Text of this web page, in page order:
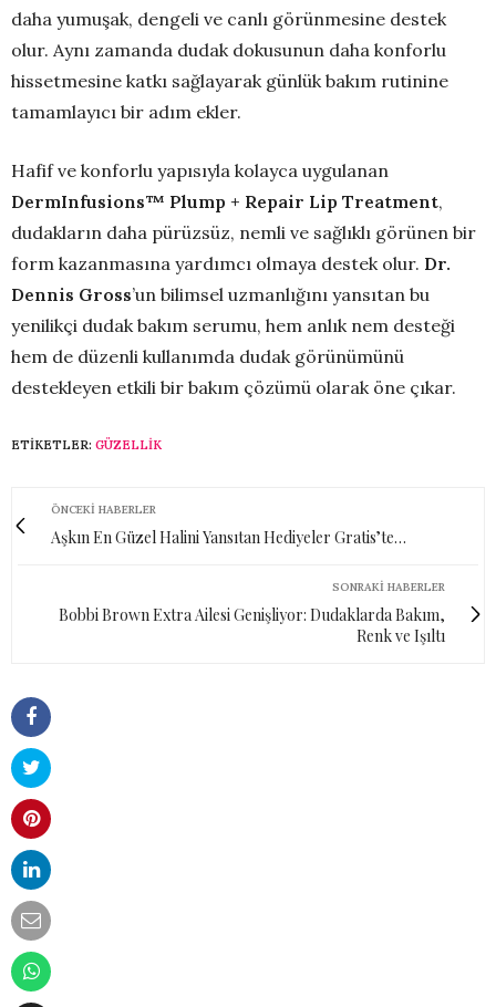
daha yumuşak, dengeli ve canlı görünmesine destek
olur. Aynı zamanda dudak dokusunun daha konforlu
hissetmesine katkı sağlayarak günlük bakım rutinine
tamamlayıcı bir adım ekler.
Hafif ve konforlu yapısıyla kolayca uygulanan
DermInfusions™ Plump + Repair Lip Treatment,
dudakların daha pürüzsüz, nemli ve sağlıklı görünen bir
form kazanmasına yardımcı olmaya destek olur. Dr.
Dennis Gross’un bilimsel uzmanlığını yansıtan bu
yenilikçi dudak bakım serumu, hem anlık nem desteği
hem de düzenli kullanımda dudak görünümünü
destekleyen etkili bir bakım çözümü olarak öne çıkar.
ETIKETLER: GÜZELLIK
ÖNCEKI HABERLER
Aşkın En Güzel Halini Yansıtan Hediyeler Gratis’te…
SONRAKI HABERLER
Bobbi Brown Extra Ailesi Genişliyor: Dudaklarda Bakım,
Renk ve Işıltı